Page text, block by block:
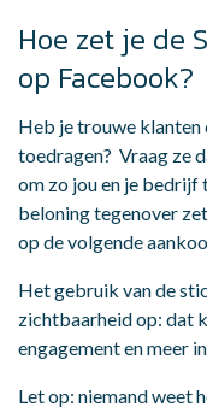
Hoe zet je de
op Facebook?
Heb je trouwe
toedragen? Vraag ze
om zo jou en je bedrijf
beloning tegenover
op de volgende
Het gebruik van de
zichtbaarheid op: dat
engagement en meer
Let op: niemand weet